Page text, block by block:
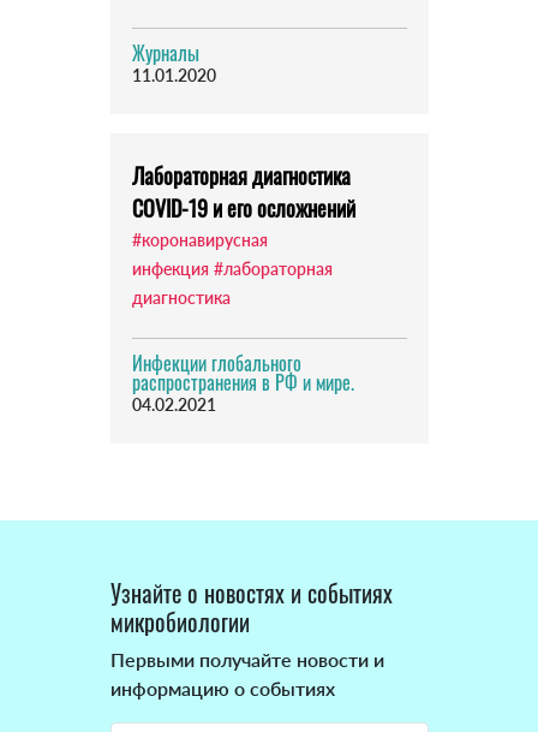
Журналы
11.01.2020
Лабораторная диагностика
COVID-19 и его осложнений
#коронавирусная
инфекция #лабораторная
диагностика
Инфекции глобального
распространения в РФ и мире.
04.02.2021
Узнайте о новостях и событиях
микробиологии
Первыми получайте новости и
информацию о событиях